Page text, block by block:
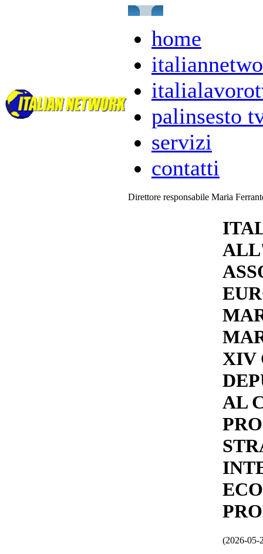
home
palinsesto
servizi
contatti
Direttore responsabile Maria
XIV
AL
(2026-05-